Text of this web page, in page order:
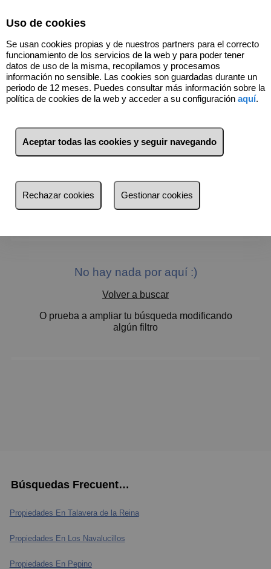
más reciente
No hay nada por aquí :)
Volver a buscar
O prueba a ampliar tu búsqueda modificando
algún filtro
Búsquedas Frecuentes
Propiedades En Talavera de la Reina
Propiedades En Los Navalucillos
Propiedades En Pepino
Uso de cookies
Se usan cookies propias y de nuestros partners para el correcto
funcionamiento de los servicios de la web y para poder tener
datos de uso de la misma, recopilamos y procesamos
información no sensible. Las cookies son guardadas durante un
periodo de 12 meses. Puedes consultar más información sobre la
política de cookies de la web y acceder a su configuración aquí.
Aceptar todas las cookies y seguir navegando
Rechazar cookies Gestionar cookies